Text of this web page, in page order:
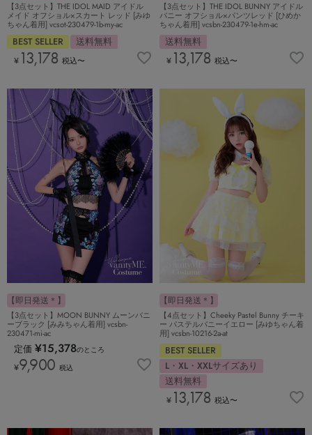
【3点セット】THE IDOL MAID アイドル
メイド オフショル×スカート レッド [みゆ
ちゃん着用] vcsot-230479-1b-my-ac
BEST SELLER 送料無料
¥ 13,178 税込〜
【3点セット】THE IDOL BUNNY アイドル
バニー オフショル×パンツレッド [ひめか
ちゃん着用] vcsbn-230479-1e-hm-ac
送料無料
¥ 13,178 税込〜
【即日発送＊】
【3点セット】MOON BUNNY ムーンバニ
ーブラック [みみちゃん着用] vcsbn-
230471-mi-ac
定価 ¥15,378のところ
¥9,900 税込
【即日発送＊】
【4点セット】Cheeky Pastel Bunny チーキ
ー パステルバニーイエロー [みゆちゃん着
用] vcsbn-10216-2a-at
BEST SELLER
L・XL・XXLサイズあり
送料無料
¥ 13,178 税込〜